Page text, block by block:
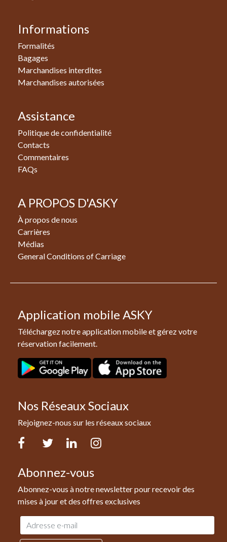
Informations
Formalités
Bagages
Marchandises interdites
Marchandises autorisées
Assistance
Politique de confidentialité
Contacts
Commentaires
FAQs
A PROPOS D'ASKY
À propos de nous
Carrières
Médias
General Conditions of Carriage
Application mobile ASKY
Téléchargez notre application mobile et gérez votre
réservation facilement.
Nos Réseaux Sociaux
Rejoignez-nous sur les réseaux sociaux
Facebook Twitter LinkedIn
Abonnez-vous
Abonnez-vous à notre newsletter pour recevoir des
mises à jour et des offres exclusives
Adresse
e-